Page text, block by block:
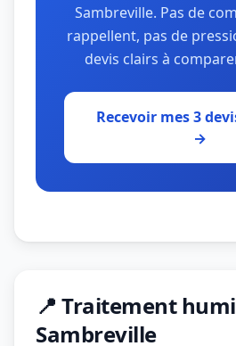
Sambreville. Pas de
rappellent, pas de
devis clairs à
Recevoir mes 3
→
📍 Traitement
Sambreville